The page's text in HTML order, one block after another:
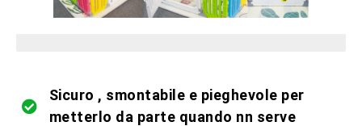
Sicuro , smontabile e pieghevole per
metterlo da parte quando nn serve